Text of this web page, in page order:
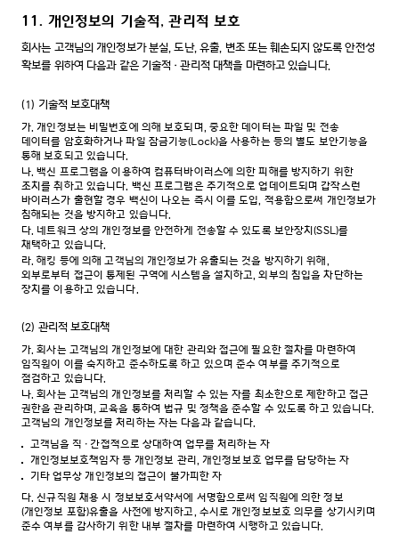
11. 개인정보의 기술적, 관리적 보호
회사는 고객님의 개인정보가 분실, 도난, 유출, 변조 또는 훼손되지 않도록 안전성
확보를 위하여 다음과 같은 기술적·관리적 대책을 마련하고 있습니다.
(1) 기술적 보호대책
가. 개인정보는 비밀번호에 의해 보호되며, 중요한 데이터는 파일 및 전송
데이터를 암호화하거나 파일 잠금기능(Lock)을 사용하는 등의 별도 보안기능을
통해 보호되고 있습니다.
나. 백신 프로그램을 이용하여 컴퓨터바이러스에 의한 피해를 방지하기 위한
조치를 취하고 있습니다. 백신 프로그램은 주기적으로 업데이트되며 갑작스런
바이러스가 출현할 경우 백신이 나오는 즉시 이를 도입, 적용함으로써 개인정보가
침해되는 것을 방지하고 있습니다.
다. 네트워크 상의 개인정보를 안전하게 전송할 수 있도록 보안장치(SSL)를
채택하고 있습니다.
라. 해킹 등에 의해 고객님의 개인정보가 유출되는 것을 방지하기 위해,
외부로부터 접근이 통제된 구역에 시스템을 설치하고, 외부의 침입을 차단하는
장치를 이용하고 있습니다.
(2) 관리적 보호대책
가. 회사는 고객님의 개인정보에 대한 관리와 접근에 필요한 절차를 마련하여
임직원이 이를 숙지하고 준수하도록 하고 있으며 준수 여부를 주기적으로
점검하고 있습니다.
나. 회사는 고객님의 개인정보를 처리할 수 있는 자를 최소한으로 제한하고 접근
권한을 관리하며, 교육을 통하여 법규 및 정책을 준수할 수 있도록 하고 있습니다.
고객님의 개인정보를 처리하는 자는 다음과 같습니다.
고객님을 직·간접적으로 상대하여 업무를 처리하는 자
개인정보보호책임자 등 개인정보 관리, 개인정보보호 업무를 담당하는 자
기타 업무상 개인정보의 접근이 불가피한 자
다. 신규직원 채용 시 정보보호서약서에 서명함으로써 임직원에 의한 정보
(개인정보 포함)유출을 사전에 방지하고, 수시로 개인정보보호 의무를 상기시키며
준수 여부를 감사하기 위한 내부 절차를 마련하여 시행하고 있습니다.